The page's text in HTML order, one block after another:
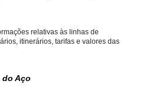
relativas às linhas de
itinerários, tarifas e valores das
do Aço